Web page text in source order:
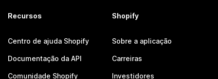
Recursos
Centro de ajuda Shopify
Documentação da API
Comunidade Shopify
Shopify
Sobre a aplicação
Carreiras
Investidores